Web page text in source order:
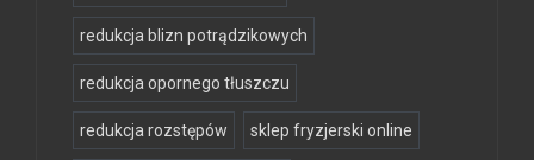
redukcja blizn potrądzikowych
redukcja opornego tłuszczu
redukcja rozstępów sklep fryzjerski online